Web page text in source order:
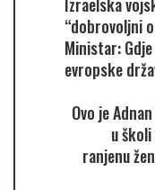
“dobrovoljni
Ministar:
evropske
Ovo je
u
ranjenu